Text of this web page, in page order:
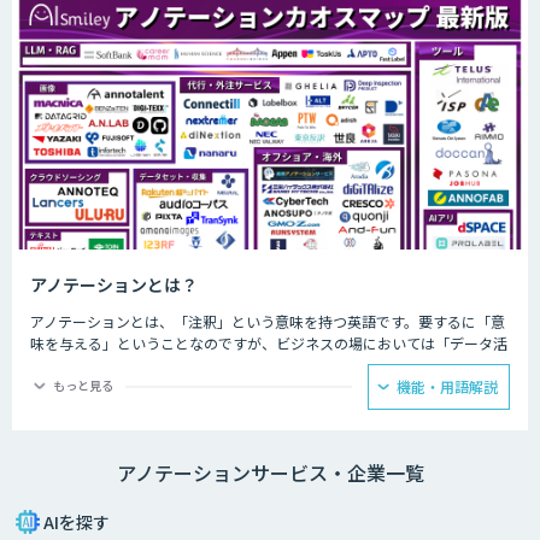
アノテーションとは？
アノテーションとは、「注釈」という意味を持つ英語です。要するに「意
味を与える」ということなのですが、ビジネスの場においては「データ活
用」の際に利用されることが多い傾向にあります。そのため、IT用語とし
ては「あるデータに対してタグやメタデータなどの情報を与えること」と
場が勢いを増しているという背景もあり、アノテーションの需要も高まり
る」という極めて重要な業務であり、大量のデータを分析していく上では
もっと見る 機能・用語解説
アノテーションサービス・企業一覧
AIを探す